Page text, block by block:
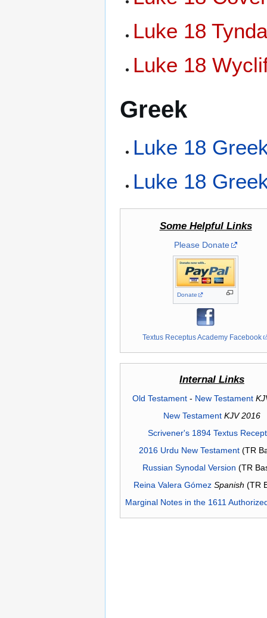
Luke 18
Luke 18
Greek
Luke 18
Luke 18
Some Helpful Links
Please Donate
Donate
Textus Receptus Academy Facebook
Internal Links
Old Testament- New Testament
New Testament KJV 2016
Scrivener's 1894 Textus
2016 Urdu New Testament(TR
Russian Synodal Version (TR
Reina Valera Gómez Spanish (TR
Marginal Notes in the 1611